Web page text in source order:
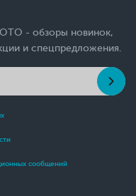
- обзоры новинок,
и спецпредложения.
сообщений